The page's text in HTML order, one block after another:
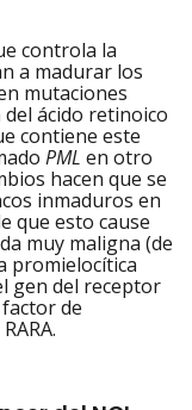
controla la
a madurar los
mutaciones
ácido retinoico
contiene este
PML en otro
hacen que se
inmaduros en
que esto cause
muy maligna (de
promielocítica
gen del receptor
de